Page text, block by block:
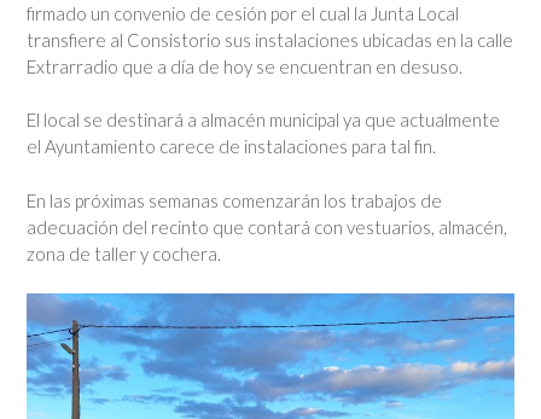
firmado un convenio de cesión por el cual la Junta Local
transfiere al Consistorio sus instalaciones ubicadas en la calle
Extrarradio que a día de hoy se encuentran en desuso.
El local se destinará a almacén municipal ya que actualmente
el Ayuntamiento carece de instalaciones para tal fin.
En las próximas semanas comenzarán los trabajos de
adecuación del recinto que contará con vestuarios, almacén,
zona de taller y cochera.